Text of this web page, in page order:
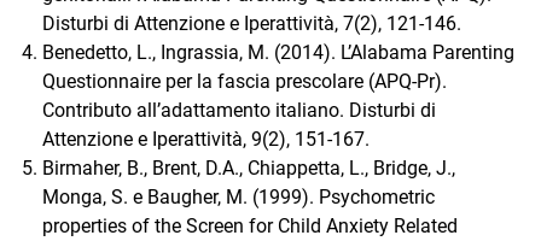
Disturbi di Attenzione e Iperattività, 7(2), 121-146.
Benedetto, L., Ingrassia, M. (2014). L’Alabama Parenting
Questionnaire per la fascia prescolare (APQ-Pr).
Contributo all’adattamento italiano. Disturbi di
Attenzione e Iperattività, 9(2), 151-167.
Birmaher, B., Brent, D.A., Chiappetta, L., Bridge, J.,
Monga, S. e Baugher, M. (1999). Psychometric
properties of the Screen for Child Anxiety Related